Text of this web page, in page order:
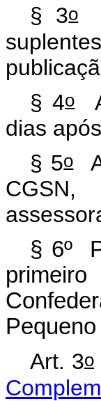
§ 3o
§ 4oA
dias
§ 5oA
§ 6º
Art. 3o